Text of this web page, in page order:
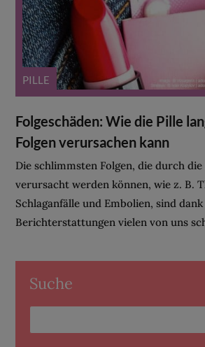
PILLE
Folgeschäden: Wie die Pille
Folgen verursachen kann
Die schlimmsten Folgen, die durch
verursacht werden können, wie z. B.
Schlaganfälle und Embolien, sind
Berichterstattungen vielen von uns
Suche